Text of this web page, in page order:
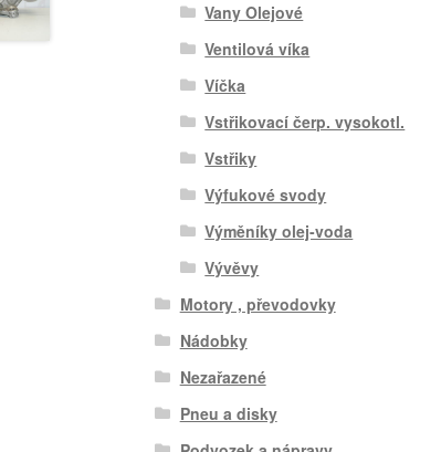
Vany Olejové
Ventilová víka
Víčka
Vstřikovací čerp. vysokotl.
Vstřiky
Výfukové svody
Výměníky olej-voda
Vývěvy
Motory , převodovky
Nádobky
Nezařazené
Pneu a disky